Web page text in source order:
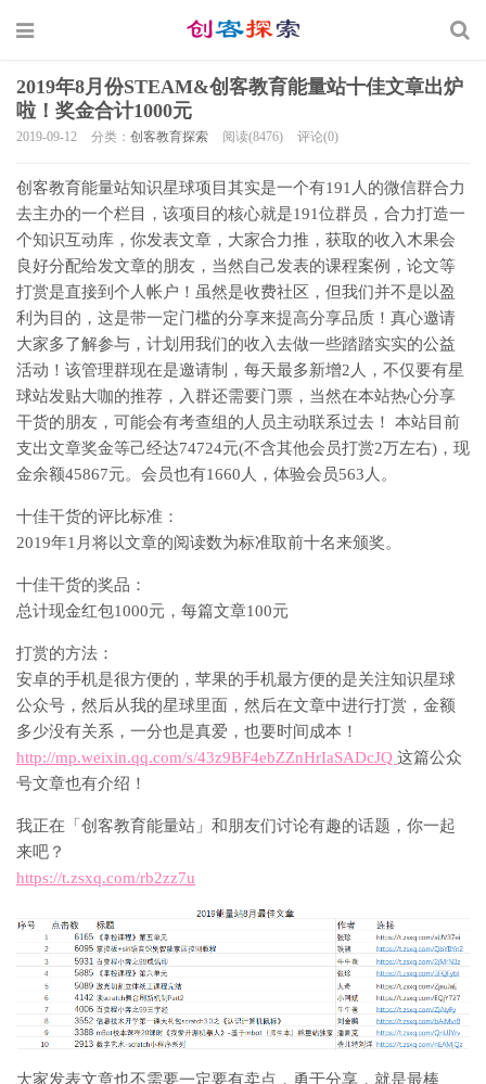
2019年8月份STEAM&创客教育能量站十佳文章出炉
啦！奖金合计1000元
2019-09-12 分类： 创客教育探索 阅读(8476) 评论(0)
创客教育能量站知识星球项目其实是一个有191人的微信群合力
去主办的一个栏目，该项目的核心就是191位群员，合力打造一
个知识互动库，你发表文章，大家合力推，获取的收入木果会
良好分配给发文章的朋友，当然自己发表的课程案例，论文等
打赏是直接到个人帐户！虽然是收费社区，但我们并不是以盈
利为目的，这是带一定门槛的分享来提高分享品质！真心邀请
大家多了解参与，计划用我们的收入去做一些踏踏实实的公益
活动！该管理群现在是邀请制，每天最多新增2人，不仅要有星
球站发贴大咖的推荐，入群还需要门票，当然在本站热心分享
干货的朋友，可能会有考查组的人员主动联系过去！ 本站目前
支出文章奖金等己经达74724元(不含其他会员打赏2万左右)，现
金余额45867元。会员也有1660人，体验会员563人。
十佳干货的评比标准：
2019年1月将以文章的阅读数为标准取前十名来颁奖。
十佳干货的奖品：
总计现金红包1000元，每篇文章100元
打赏的方法：
安卓的手机是很方便的，苹果的手机最方便的是关注知识星球
公众号，然后从我的星球里面，然后在文章中进行打赏，金额
多少没有关系，一分也是真爱，也要时间成本！
http://mp.weixin.qq.com/s/43z9BF4ebZZnHrIaSADcJQ 这篇公众
号文章也有介绍！
我正在「创客教育能量站」和朋友们讨论有趣的话题，你一起
来吧？
https://t.zsxq.com/rb2zz7u
大家发表文章也不需要一定要有卖点，勇于分享，就是最棒